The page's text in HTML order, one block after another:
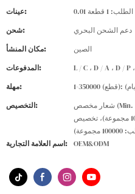
عينات:
1 قطعة
شحن:
دعم الشحن البحري
مكان المنشأ:
الصين
المدفوعات:
مهلة:
التخصيص:
شعار مخصص (Min. الطلب: 100000 مجموعة)، التعبئة والتغليف
حسب الطلب (الحد الأدنى. الطلب: 100000 مجموعة)، تخصيص
اسم العلامة التجارية:
OEM&ODM